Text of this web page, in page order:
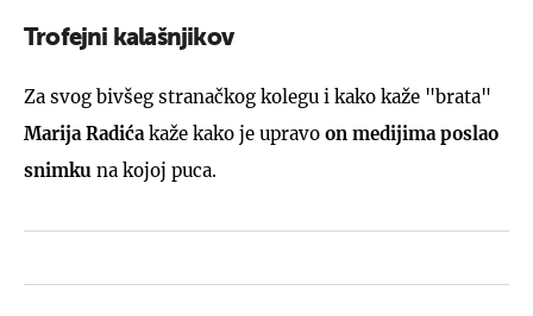
Trofejni kalašnjikov
Za svog bivšeg stranačkog kolegu i kako kaže "brata"
Marija Radića kaže kako je upravo on medijima poslao
snimku na kojoj puca.